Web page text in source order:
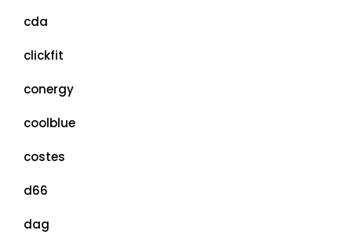
cda
clickfit
conergy
coolblue
costes
d66
dag